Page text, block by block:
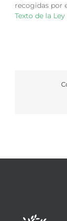
recogidas por
Texto de la Ley